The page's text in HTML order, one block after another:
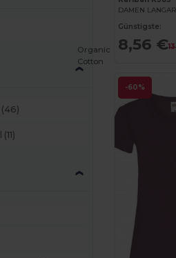
(46)
(11)
DAMEN
Günstigste:
8,56 €
-60%
Organic
Cotton